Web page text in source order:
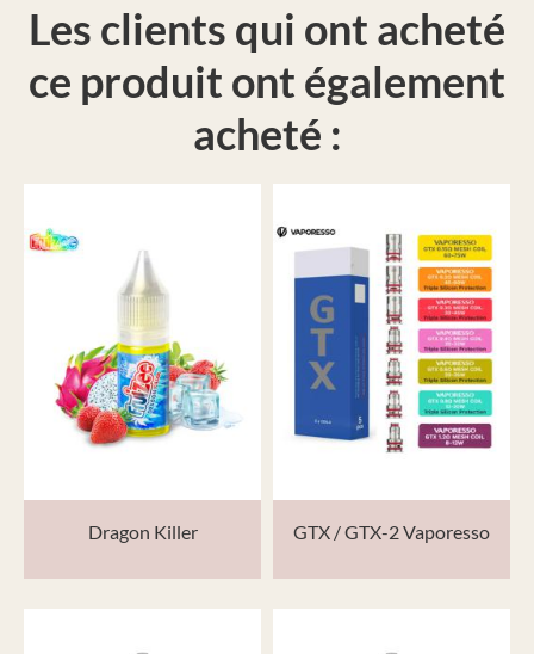
Les clients qui ont acheté
ce produit ont également
acheté :
Dragon Killer GTX / GTX-2 Vaporesso